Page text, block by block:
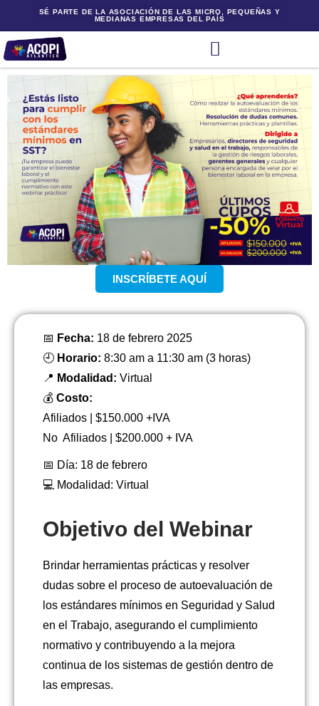
SÉ PARTE DE LA ASOCIACIÓN DE LAS MICRO, PEQUEÑAS Y
MEDIANAS EMPRESAS DEL PAÍS
INSCRÍBETE AQUÍ
📅 Fecha: 18 de febrero 2025
🕘 Horario: 8:30 am a 11:30 am (3 horas)
📍 Modalidad: Virtual
💰 Costo:
Afiliados | $150.000 +IVA
No Afiliados | $200.000 + IVA
📅 Día: 18 de febrero
💻 Modalidad: Virtual
Objetivo del Webinar
Brindar herramientas prácticas y resolver
dudas sobre el proceso de autoevaluación de
los estándares mínimos en Seguridad y Salud
en el Trabajo, asegurando el cumplimiento
normativo y contribuyendo a la mejora
continua de los sistemas de gestión dentro de
las empresas.